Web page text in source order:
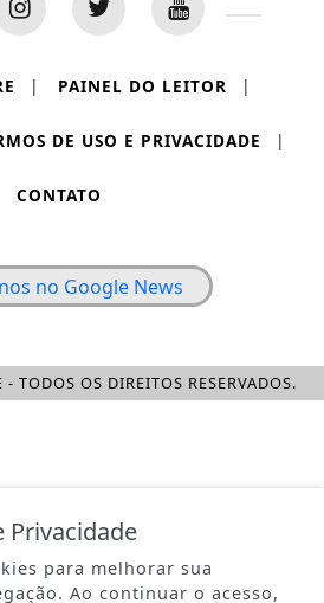
| PAINEL DO LEITOR |
DE USO E PRIVACIDADE |
CONTATO
TODOS OS DIREITOS RESERVADOS.
Privacidade
para melhorar sua
Ao continuar o acesso,